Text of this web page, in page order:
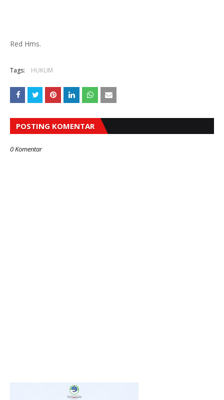
Red Hms.
Tags: HUKUM
POSTING KOMENTAR
0 Komentar